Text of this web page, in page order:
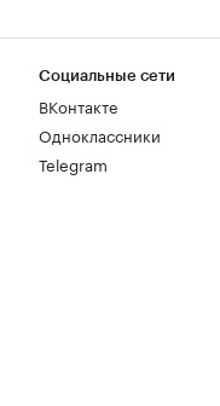
Социальные сети
ВКонтакте
Одноклассники
Telegram